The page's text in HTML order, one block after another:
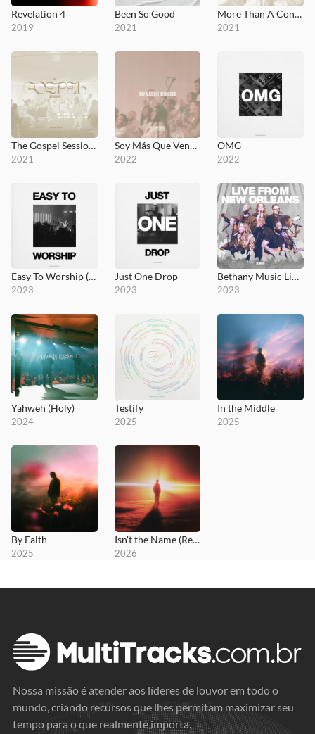
Revelation 4
2019
Been So Good
2021
More Than A Conqueror
2021
The Gospel Sessions
2021
Soy Más Que Vencedor
2022
OMG
2022
Easy To Worship (Live In New Orleans)
2023
Just One Drop
2023
Bethany Music Live From New Orleans
2023
Yahweh (Holy)
2024
Testify
2025
In the Middle
2025
By Faith
2025
Isn't the Name (Reimagined)
2026
Nossa missão é atender aos líderes de louvor em todo o
mundo, criando recursos que lhes permitam maximizar seu
tempo para o que realmente importa.